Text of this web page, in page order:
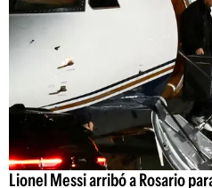
Lionel Messi arribó a Rosario